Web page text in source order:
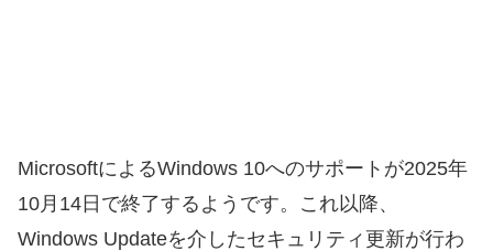
MicrosoftによるWindows 10へのサポートが2025年
10月14日で終了するようです。これ以降、
Windows Updateを介したセキュリティ更新が行わ